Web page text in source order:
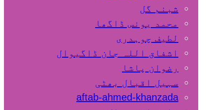
شبنم گل
محمد یونس ڈاگھا
لطیف چوہدری
اشفاق اللہ جان ڈاگیوال
رضوان پاشا
سہیل اقبال بھٹی
aftab-ahmed-khanzada